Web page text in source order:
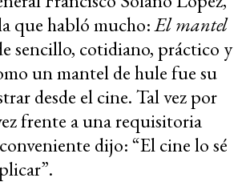
que habló mucho:El mantel
sencillo, cotidiano, práctico y
un mantel de hule fue su
desde el cine. Tal vez por
frente a una requisitoria
dijo: “El cine lo sé